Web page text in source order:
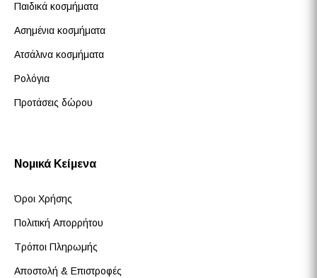
Παιδικά κοσμήματα
Ασημένια κοσμήματα
Ατσάλινα κοσμήματα
Ρολόγια
Προτάσεις δώρου
Νομικά Κείμενα
Όροι Χρήσης
Πολιτική Απορρήτου
Τρόποι Πληρωμής
Αποστολή & Επιστροφές